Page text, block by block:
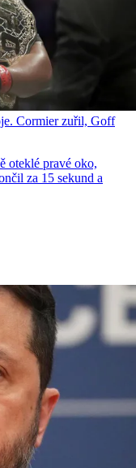
Cormier zuřil, Goff
oteklé pravé oko,
za 15 sekund a